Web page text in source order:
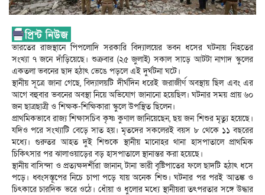
ভারতের রাজস্থানে পিপলোদি সরকারি বিদ্যালয়ের ভবন ধসের ঘটনায় নিহতের
সংখ্যা ৭ জনে দাঁড়িয়েছে। শুক্রবার (২৫ জুলাই) সকাল সাড়ে আটটা নাগাদ স্কুলের
একতলা ভবনের ছাদ হঠাৎ ভেঙে পড়লে এই দুর্ঘটনা ঘটে।
স্থানীয় সূত্রে জানা গেছে, বিদ্যালয়টি দীর্ঘদিন ধরেই জরাজীর্ণ অবস্থায় ছিল এবং এর
আগে বহুবার ভবনের অবস্থা নিয়ে অভিযোগ জানানো হয়েছিল। ঘটনার সময় প্রায় ৬০
জন ছাত্রছাত্রী ও শিক্ষক-শিক্ষিকারা স্কুলে উপস্থিত ছিলেন।
প্রাথমিকভাবে রাজ্য শিক্ষাসচিব কৃষ্ণ কুণাল জানিয়েছেন, ছয় জন শিশুর মৃত্যু হয়েছে।
যদিও পরে সংখ্যাটি বেড়ে সাত হয়। মৃতদের সকলেরই বয়স ৮ থেকে ১১ বছরের
মধ্যে। গুরুতর আহত দুই শিশুকে স্থানীয় মানোহর থানা হাসপাতালে প্রাথমিক
চিকিৎসার পর ঝালাওয়াড়ের বড় হাসপাতালে স্থানান্তর করা হয়েছে।
স্থানীয় বাসিন্দা ও প্রত্যক্ষদর্শীরা জানান, টানা ভারী বৃষ্টিপাতের ফলে ছাদটি হঠাৎ ধসে
পড়ে। ধ্বংসস্তূপের নিচে চাপা পড়ে যায় অনেক শিশু। ঘটনার পর পরই আতঙ্ক ও
চিৎকারে চারদিক ভরে ওঠে। ধোঁয়া ও ধুলোর মধ্যে স্থানীয়রা তৎপরতার সঙ্গে উদ্ধার